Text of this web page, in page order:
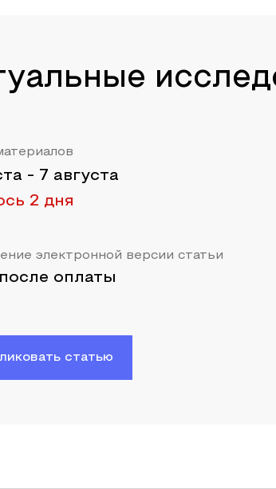
- 7 августа
2 дня
электронной версии статьи
оплаты
статью